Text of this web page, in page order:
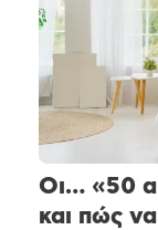
Οι… «50
και πώς